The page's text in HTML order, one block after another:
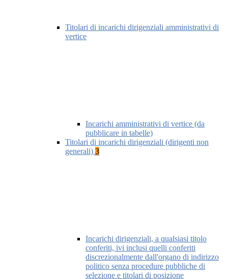
Titolari di incarichi dirigenziali amministrativi di
vertice
Incarichi amministrativi di vertice (da
pubblicare in tabelle)
Titolari di incarichi dirigenziali (dirigenti non
generali) 3
Incarichi dirigenziali, a qualsiasi titolo
conferiti, ivi inclusi quelli conferiti
discrezionalmente dall'organo di indirizzo
politico senza procedure pubbliche di
selezione e titolari di posizione